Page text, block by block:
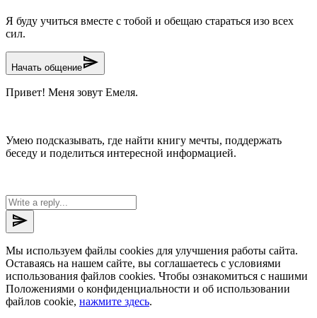
Я буду учиться вместе с тобой и обещаю стараться изо всех
сил.
Начать общениеsend
Привет! Меня зовут Емеля.
Умею подсказывать, где найти книгу мечты, поддержать
беседу и поделиться интересной информацией.
send
Мы используем файлы cookies для улучшения работы сайта.
Оставаясь на нашем сайте, вы соглашаетесь с условиями
использования файлов cookies. Чтобы ознакомиться с нашими
Положениями о конфиденциальности и об использовании
файлов cookie, нажмите здесь.